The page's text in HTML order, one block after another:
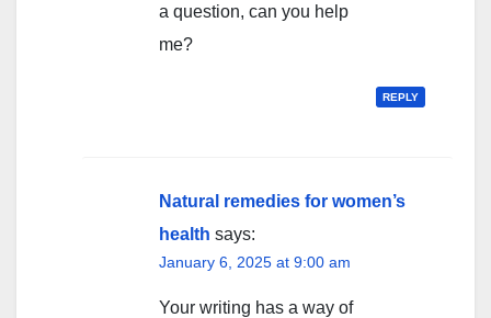
a question, can you help
me?
REPLY
Natural remedies for women’s
health says:
January 6, 2025 at 9:00 am
Your writing has a way of